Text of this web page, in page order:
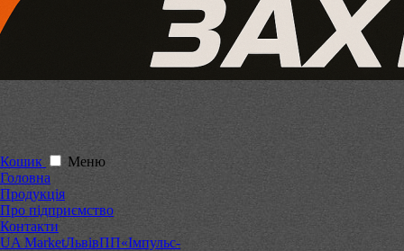
Кошик
Меню
Головна
Продукція
Про підприємство
Контакти
UA MarketЛьвівПП«Імпульс-